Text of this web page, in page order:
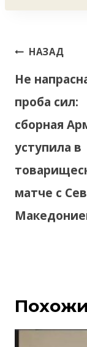
НАЗАД
Не
проба сил:
сборная
уступила в
матче с